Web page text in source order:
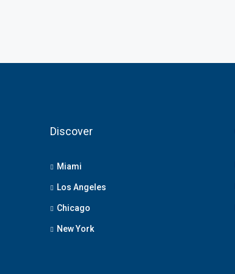
Discover
Miami
Los Angeles
Chicago
New York